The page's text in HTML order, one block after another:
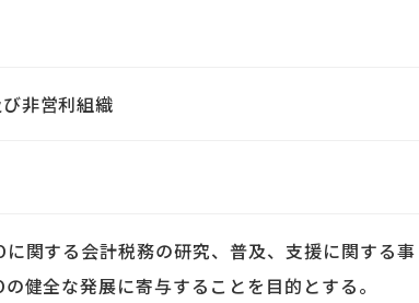
非営利組織
関する会計税務の研究、普及、支援に関する事
健全な発展に寄与することを目的とする。